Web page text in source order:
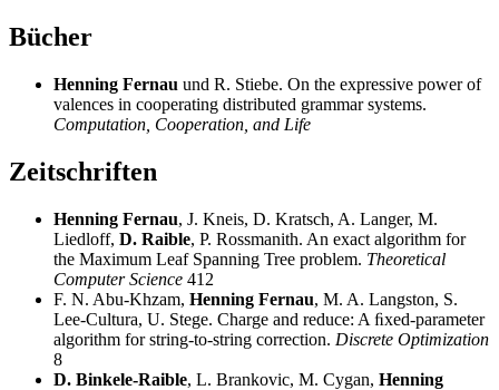
Bücher
Henning Fernau und R. Stiebe. On the expressive power of
valences in cooperating distributed grammar systems.
Computation, Cooperation, and Life
Zeitschriften
Henning Fernau, J. Kneis, D. Kratsch, A. Langer, M.
Liedloff, D. Raible, P. Rossmanith. An exact algorithm for
the Maximum Leaf Spanning Tree problem. Theoretical
Computer Science 412
F. N. Abu-Khzam, Henning Fernau, M. A. Langston, S.
Lee-Cultura, U. Stege. Charge and reduce: A ﬁxed-parameter
algorithm for string-to-string correction. Discrete Optimization
8
D. Binkele-Raible, L. Brankovic, M. Cygan, Henning